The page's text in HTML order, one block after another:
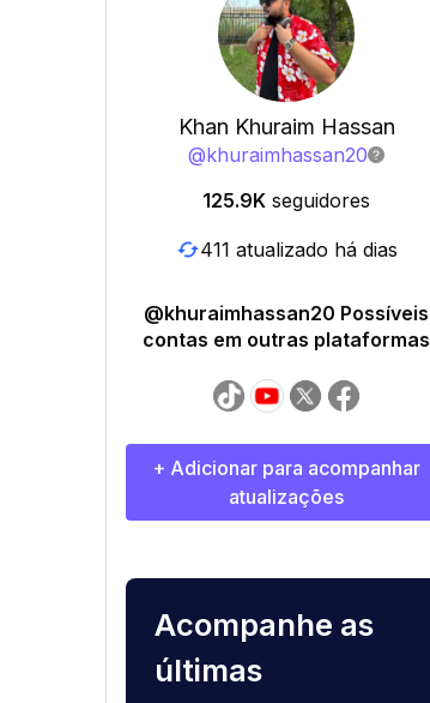
Khan Khuraim Hassan
@khuraimhassan20
125.9K seguidores
411 atualizado há dias
@khuraimhassan20 Possíveis
contas em outras plataformas
+ Adicionar para acompanhar
atualizações
Acompanhe as
últimas